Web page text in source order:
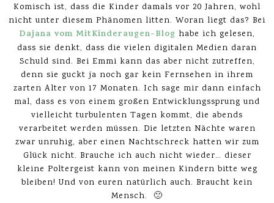
Komisch ist, dass die Kinder damals vor 20 Jahren, wohl
nicht unter diesem Phänomen litten. Woran liegt das? Bei
Dajana vom MitKinderaugen-Blog habe ich gelesen,
dass sie denkt, dass die vielen digitalen Medien daran
Schuld sind. Bei Emmi kann das aber nicht zutreffen,
denn sie guckt ja noch gar kein Fernsehen in ihrem
zarten Alter von 17 Monaten. Ich sage mir dann einfach
mal, dass es von einem großen Entwicklungssprung und
vielleicht turbulenten Tagen kommt, die abends
verarbeitet werden müssen. Die letzten Nächte waren
zwar unruhig, aber einen Nachtschreck hatten wir zum
Glück nicht. Brauche ich auch nicht wieder… dieser
kleine Poltergeist kann von meinen Kindern bitte weg
bleiben! Und von euren natürlich auch. Braucht kein
Mensch. 🙁